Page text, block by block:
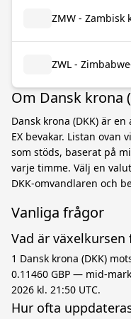
ZMW - Zambisk
ZWL -
Om Dansk krona
Dansk krona (DKK) är
EX bevakar. Listan ovan
som stöds, baserat på
varje timme. Välj en
DKK-omvandlaren och
Vanliga frågor
Vad är växelkursen
1 Dansk krona (DKK)
0.11460 GBP — mid-
2026 kl. 21:50 UTC.
Hur ofta